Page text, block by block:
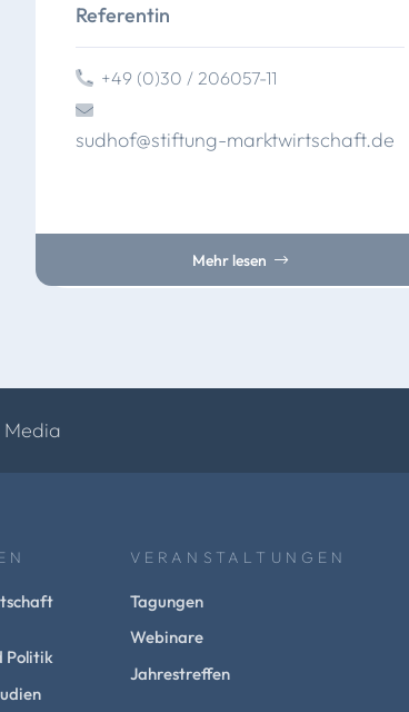
Referentin
+49 (0)30 / 206057-11
sudhof@stiftung-marktwirtschaft.de
Mehr lesen
Media
Politik
VERANSTALTUNGEN
Tagungen
Webinare
Jahrestreffen